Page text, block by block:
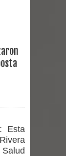
que
Esta